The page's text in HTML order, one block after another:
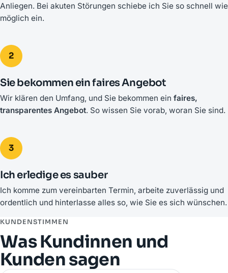
Anliegen. Bei akuten Störungen schiebe ich Sie so schnell wie
möglich ein.
2
Sie bekommen ein faires Angebot
Wir klären den Umfang, und Sie bekommen ein faires,
transparentes Angebot. So wissen Sie vorab, woran Sie sind.
3
Ich erledige es sauber
Ich komme zum vereinbarten Termin, arbeite zuverlässig und
ordentlich und hinterlasse alles so, wie Sie es sich wünschen.
KUNDENSTIMMEN
Was Kundinnen und
Kunden sagen